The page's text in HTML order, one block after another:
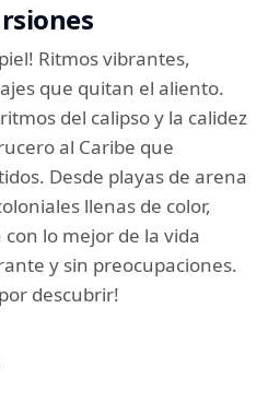
Ritmos vibrantes,
que quitan el aliento.
del calipso y la calidez
al Caribe que
Desde playas de arena
llenas de color,
lo mejor de la vida
y sin preocupaciones.
descubrir!